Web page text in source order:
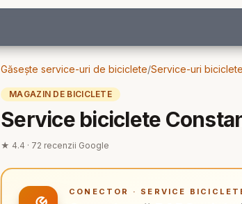
Găsește service-uri de biciclete/Service-uri
MAGAZIN DE BICICLETE
Service biciclete
★ 4.4 · 72 recenzii Google
CONECTOR · SERVICE